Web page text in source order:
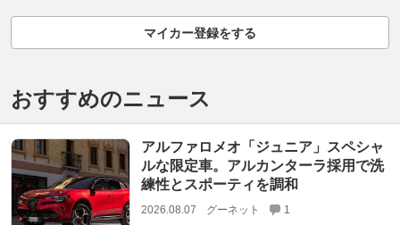
マイカー登録をする
おすすめのニュース
アルファロメオ「ジュニア」スペシャ
ルな限定車。アルカンターラ採用で洗
練性とスポーティを調和
2026.08.07 グーネット 1